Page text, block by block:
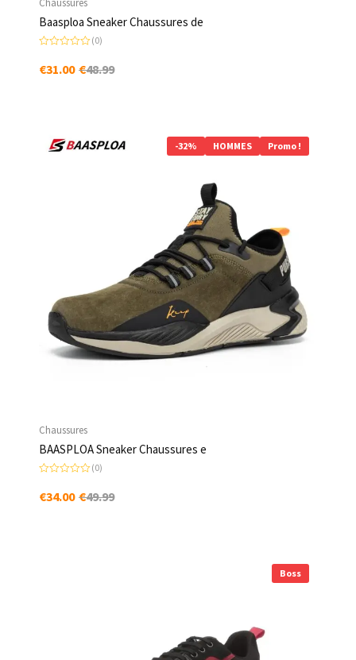
Baasploa Sneaker Chaussures de
o
t
(0)
€48.99
€31.00
-32% HOMMES Promo !
Chaussures
BAASPLOA Sneaker Chaussures e
o
t
(0)
€49.99
€34.00
Boss